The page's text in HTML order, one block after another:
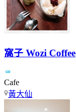
窩子 Wozi Coffee
Cafe
黃大仙